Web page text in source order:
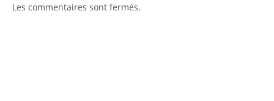
Les commentaires sont fermés.